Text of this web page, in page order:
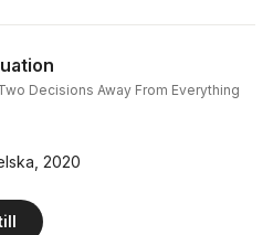
Decisions Away From Everything
2020